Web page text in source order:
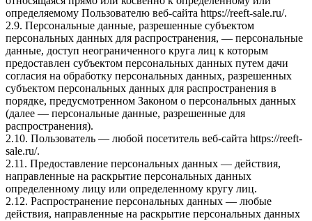
определяемому Пользователю веб-сайта https://reeft-sale.ru/.
2.9. Персональные данные, разрешенные субъектом
персональных данных для распространения, — персональные
данные, доступ неограниченного круга лиц к которым
предоставлен субъектом персональных данных путем дачи
согласия на обработку персональных данных, разрешенных
субъектом персональных данных для распространения в
порядке, предусмотренном Законом о персональных данных
(далее — персональные данные, разрешенные для
распространения).
2.10. Пользователь — любой посетитель веб-сайта https://reeft-
sale.ru/.
2.11. Предоставление персональных данных — действия,
направленные на раскрытие персональных данных
определенному лицу или определенному кругу лиц.
2.12. Распространение персональных данных — любые
действия, направленные на раскрытие персональных данных